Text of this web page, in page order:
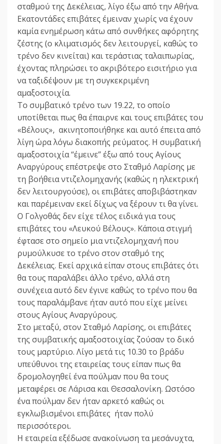
σταθμού της Δεκέλειας, λίγο έξω από την Αθήνα.
Εκατοντάδες επιβάτες έμειναν χωρίς να έχουν
καμία ενημέρωση κάτω από συνθήκες αφόρητης
ζέστης (ο κλιματισμός δεν λειτουργεί, καθώς το
τρένο δεν κινείται) και τεράστιας ταλαιπωρίας,
έχοντας πληρώσει το ακριβότερο εισιτήριο για
να ταξιδέψουν με τη συγκεκριμένη
αμαξοστοιχία.
Το συμβατικό τρένο των 19.22, το οποίο
υποτίθεται πως θα έπαιρνε και τους επιβάτες του
«Βέλους», ακινητοποιήθηκε και αυτό έπειτα από
λίγη ώρα λόγω διακοπής ρεύματος. Η συμβατική
αμαξοστοιχία “έμεινε” έξω από τους Αγίους
Αναργύρους επέστρεψε στο Σταθμό Λαρίσης με
τη βοήθεια ντιζελομηχανής (καθώς η ηλεκτρική
δεν λειτουργούσε), οι επιβάτες αποβιβάστηκαν
και παρέμειναν εκεί δίχως να ξέρουν τι θα γίνει.
Ο Γολγοθάς δεν είχε τέλος ειδικά για τους
επιβάτες του «Λευκού Βέλους». Κάποια στιγμή
έφτασε στο σημείο μια ντιζελομηχανή που
ρυμούλκυσε το τρένο στον σταθμό της
Δεκέλειας. Εκεί αρχικά είπαν στους επιβάτες ότι
θα τους παραλάβει άλλο τρένο, αλλά στη
συνέχεια αυτό δεν έγινε καθώς το τρένο που θα
τους παραλάμβανε ήταν αυτό που είχε μείνει
στους Αγίους Αναργύρους.
Στο μεταξύ, στον Σταθμό Λαρίσης, οι επιβάτες
της συμβατικής αμαξοστοιχίας ζούσαν το δικό
τους μαρτύριο. Λίγο μετά τις 10.30 το βράδυ
υπεύθυνοι της εταιρείας τους είπαν πως θα
δρομολογηθεί ένα πούλμαν που θα τους
μεταφέρει σε Λάρισα και Θεσσαλονίκη. Ωστόσο
ένα πούλμαν δεν ήταν αρκετό καθώς οι
εγκλωβισμένοι επιβάτες ήταν πολύ
περισσότεροι.
Η εταιρεία εξέδωσε ανακοίνωση τα μεσάνυχτα,